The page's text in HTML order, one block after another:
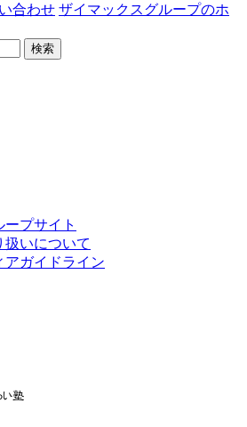
合わせ ザイマックスグループのホ
検索
プサイト
扱いについて
アガイドライン